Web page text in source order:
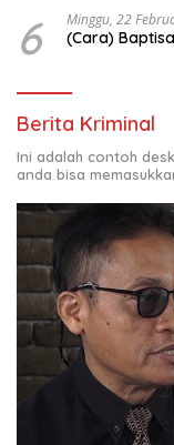
6 Minggu, 22
(Cara)
Berita Kriminal
Ini adalah contoh
anda bisa